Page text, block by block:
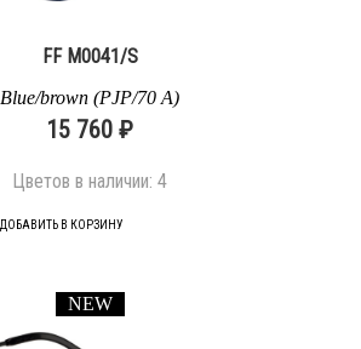
FF M0041/S
Blue/brown (PJP/70 A)
15 760 ₽
Цветов в наличии: 4
ДОБАВИТЬ В КОРЗИНУ
NEW